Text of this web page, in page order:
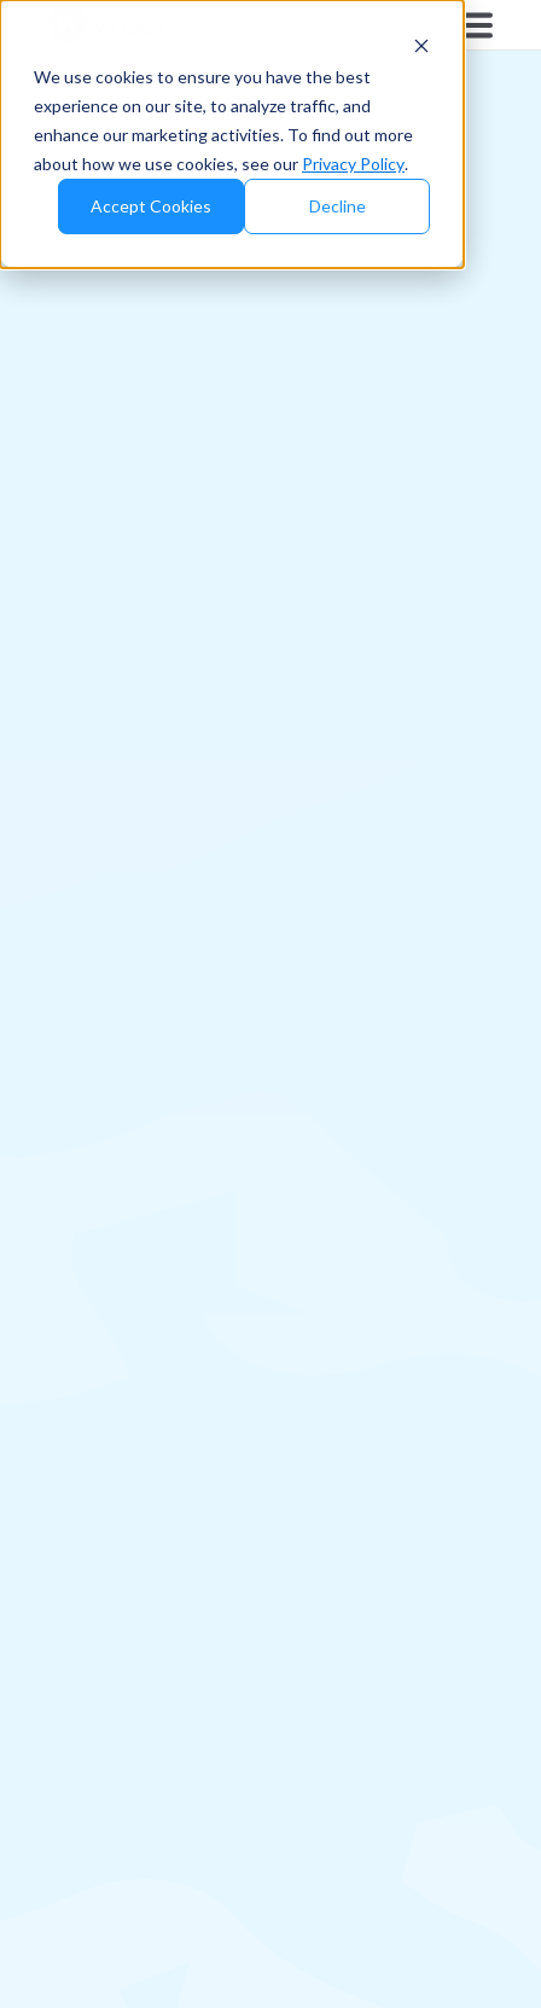
We use cookies to ensure you have the best
experience on our site, to analyze traffic, and
enhance our marketing activities. To find out more
about how we use cookies, see our Privacy Policy.
Accept Cookies Decline